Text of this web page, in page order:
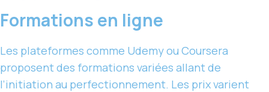
Formations en ligne
Les plateformes comme Udemy ou Coursera
proposent des formations variées allant de
l’initiation au perfectionnement. Les prix varient